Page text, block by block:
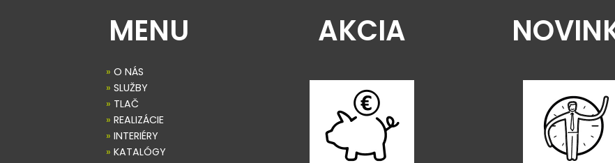
MENU
» O NÁS
» SLUŽBY
» TLAČ
» REALIZÁCIE
» INTERIÉRY
» KATALÓGY
AKCIA